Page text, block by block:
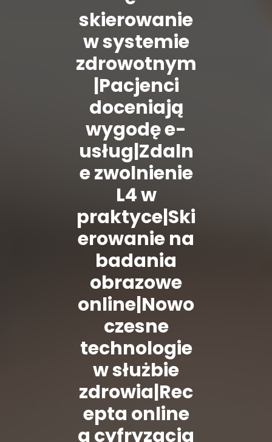
skierowanie
w systemie
zdrowotnym
|Pacjenci
doceniają
wygodę e-
usług|Zdaln
e zwolnienie
L4 w
praktyce|Ski
erowanie na
badania
obrazowe
online|Nowo
czesne
technologie
w służbie
zdrowia|Rec
epta online
a cyfryzacja